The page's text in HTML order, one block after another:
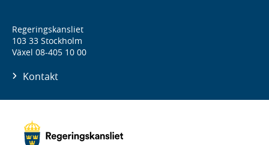
Regeringskansliet
103 33 Stockholm
Växel 08-405 10 00
Kontakt